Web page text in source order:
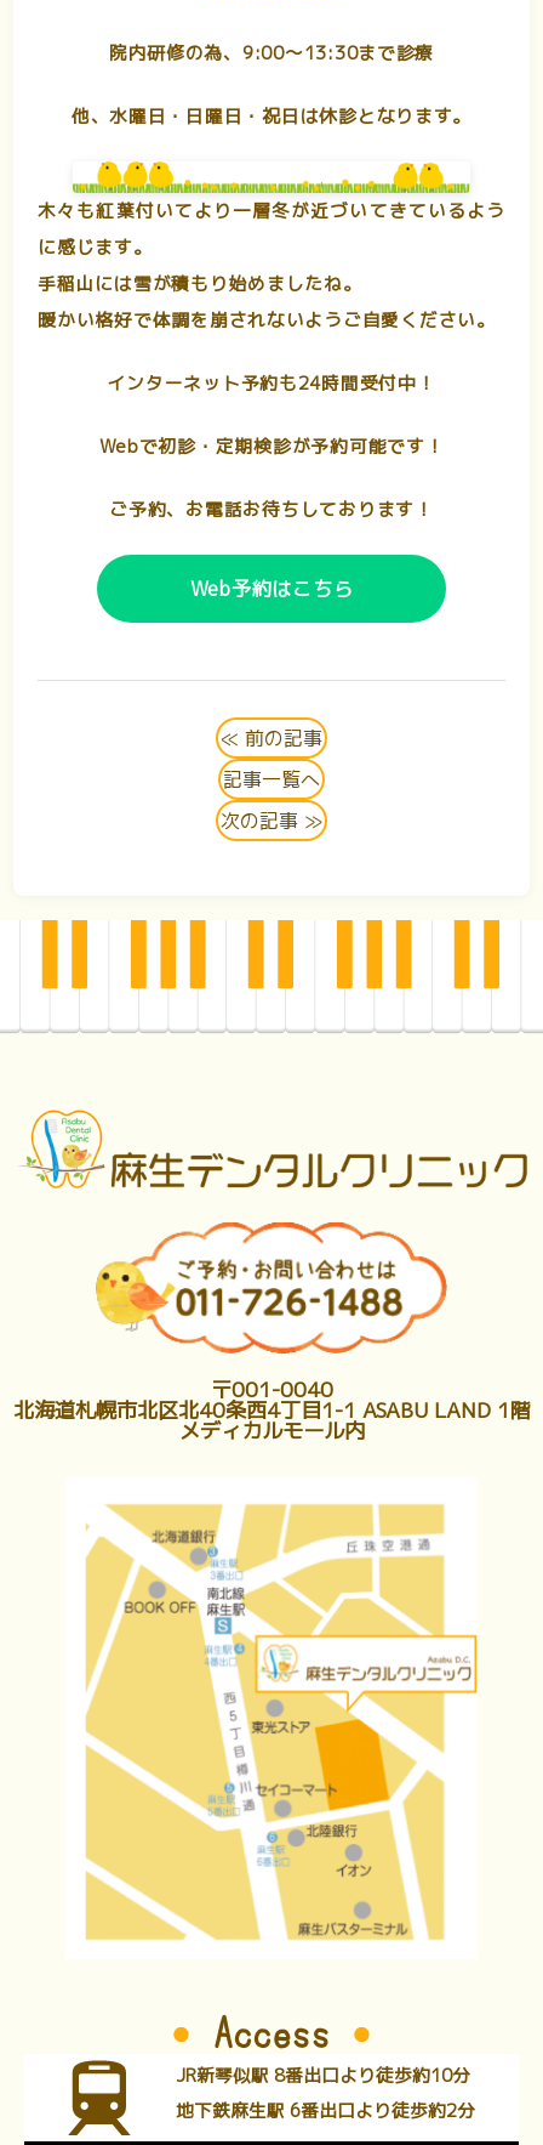
院内研修の為、9:00〜13:30まで診療
他、水曜日・日曜日・祝日は休診となります。
木々も紅葉付いてより一層冬が近づいてきているよう
に感じます。
手稲山には雪が積もり始めましたね。
暖かい格好で体調を崩されないようご自愛ください。
インターネット予約も24時間受付中！
Webで初診・定期検診が予約可能です！
ご予約、お電話お待ちしております！
Web予約はこちら
≪ 前の記事
記事一覧へ
次の記事 ≫
〒001-0040
北海道札幌市北区北40条西4丁目1-1 ASABU LAND 1階
メディカルモール内
Access
JR新琴似駅 8番出口より徒歩約10分
地下鉄麻生駅 6番出口より徒歩約2分